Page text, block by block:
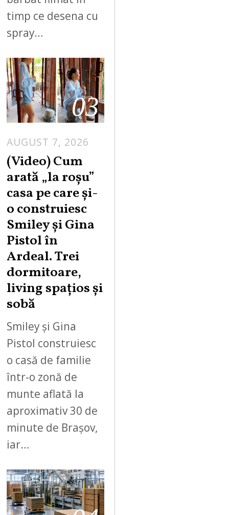
timp ce desena cu
spray…
03
AUGUST 7, 2026
(Video) Cum
arată „la roşu”
casa pe care şi-
o construiesc
Smiley şi Gina
Pistol în
Ardeal. Trei
dormitoare,
living spațios și
sobă
Smiley și Gina
Pistol construiesc
o casă de familie
într-o zonă de
munte aflată la
aproximativ 30 de
minute de Brașov,
iar…